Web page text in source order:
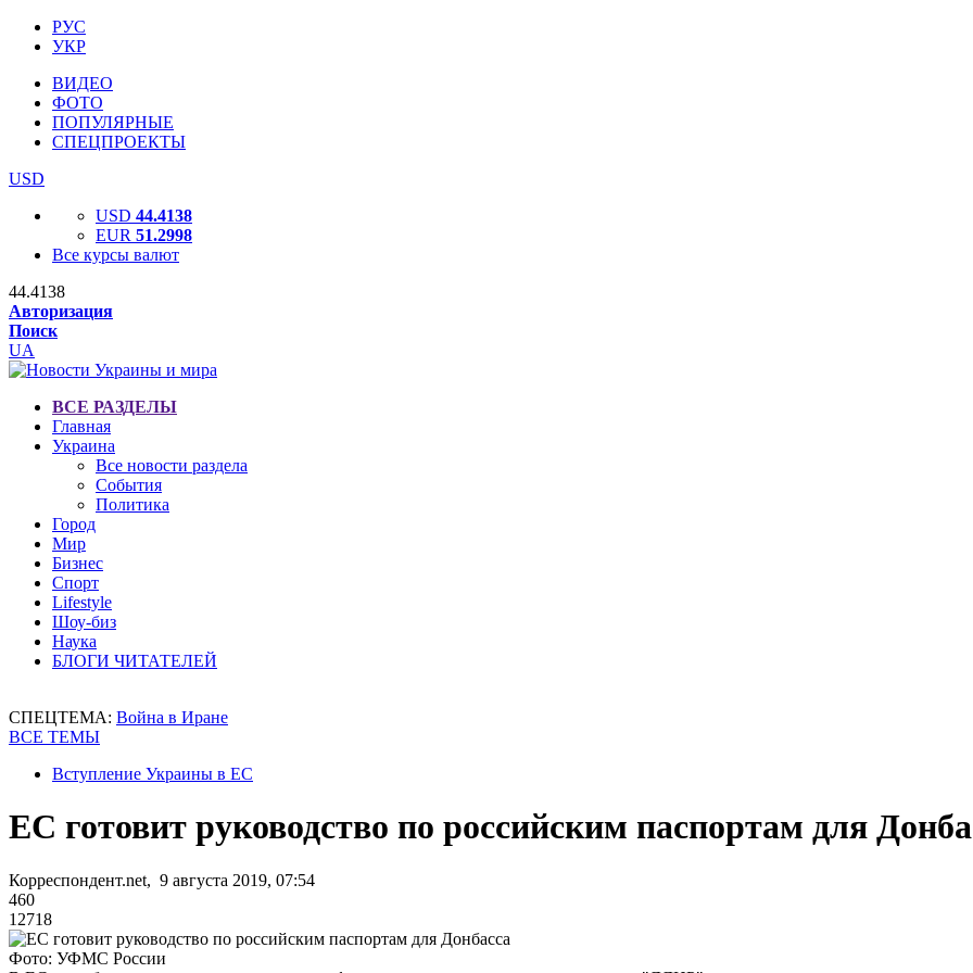
РУС
УКР
ВИДЕО
ФОТО
ПОПУЛЯРНЫЕ
СПЕЦПРОЕКТЫ
USD
USD 44.4138
EUR 51.2998
Все курсы валют
44.4138
Авторизация
Поиск
UA
ВСЕ РАЗДЕЛЫ
Главная
Украина
Все новости раздела
События
Политика
Город
Мир
Бизнес
Спорт
Lifestyle
Шоу-биз
Наука
БЛОГИ ЧИТАТЕЛЕЙ
СПЕЦТЕМА: Война в Иране
ВСЕ ТЕМЫ
Вступление Украины в ЕС
ЕС готовит руководство по российским паспортам для
Корреспондент.net, 9 августа 2019, 07:54
460
12718
Фото: УФМС России